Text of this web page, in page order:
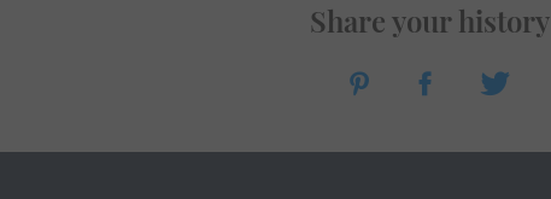
Share your history